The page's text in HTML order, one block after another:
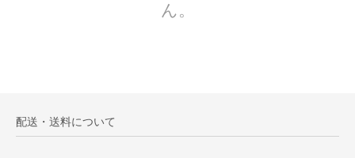
ん。
配送・送料について